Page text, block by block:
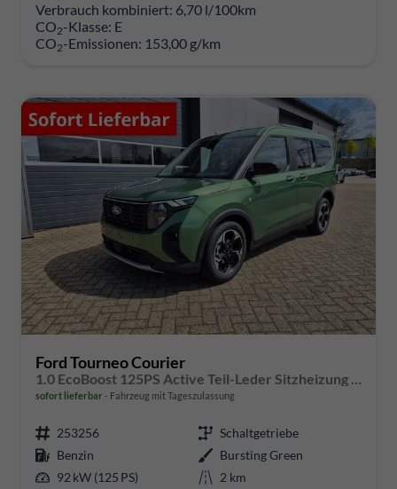
Verbrauch kombiniert: 6,70 l/100km
CO2-Klasse: E
CO2-Emissionen: 153,00 g/km
Ford Tourneo Courier
1.0 EcoBoost 125PS Active Teil-Leder Sitzheizung Lenkradheizung Klimaautomatik PDC v+h Rückf.-Kamera ACC TWA Frontscheibe beheizb. Ford-Navi SYNC4 Apple CarPlay + Android Auto
sofort lieferbar Fahrzeug mit Tageszulassung
253256
Schaltgetriebe
Benzin
Bursting Green
92 kW (125 PS)
2 km